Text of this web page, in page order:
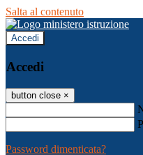
Salta al contenuto
Accedi
Accedi
button close ×
Password dimenticata?